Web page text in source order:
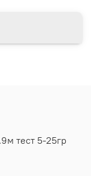
тест 5-25гр